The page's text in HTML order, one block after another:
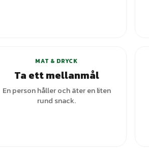
MAT & DRYCK
Ta ett mellanmål
En person håller och äter en liten
rund snack.